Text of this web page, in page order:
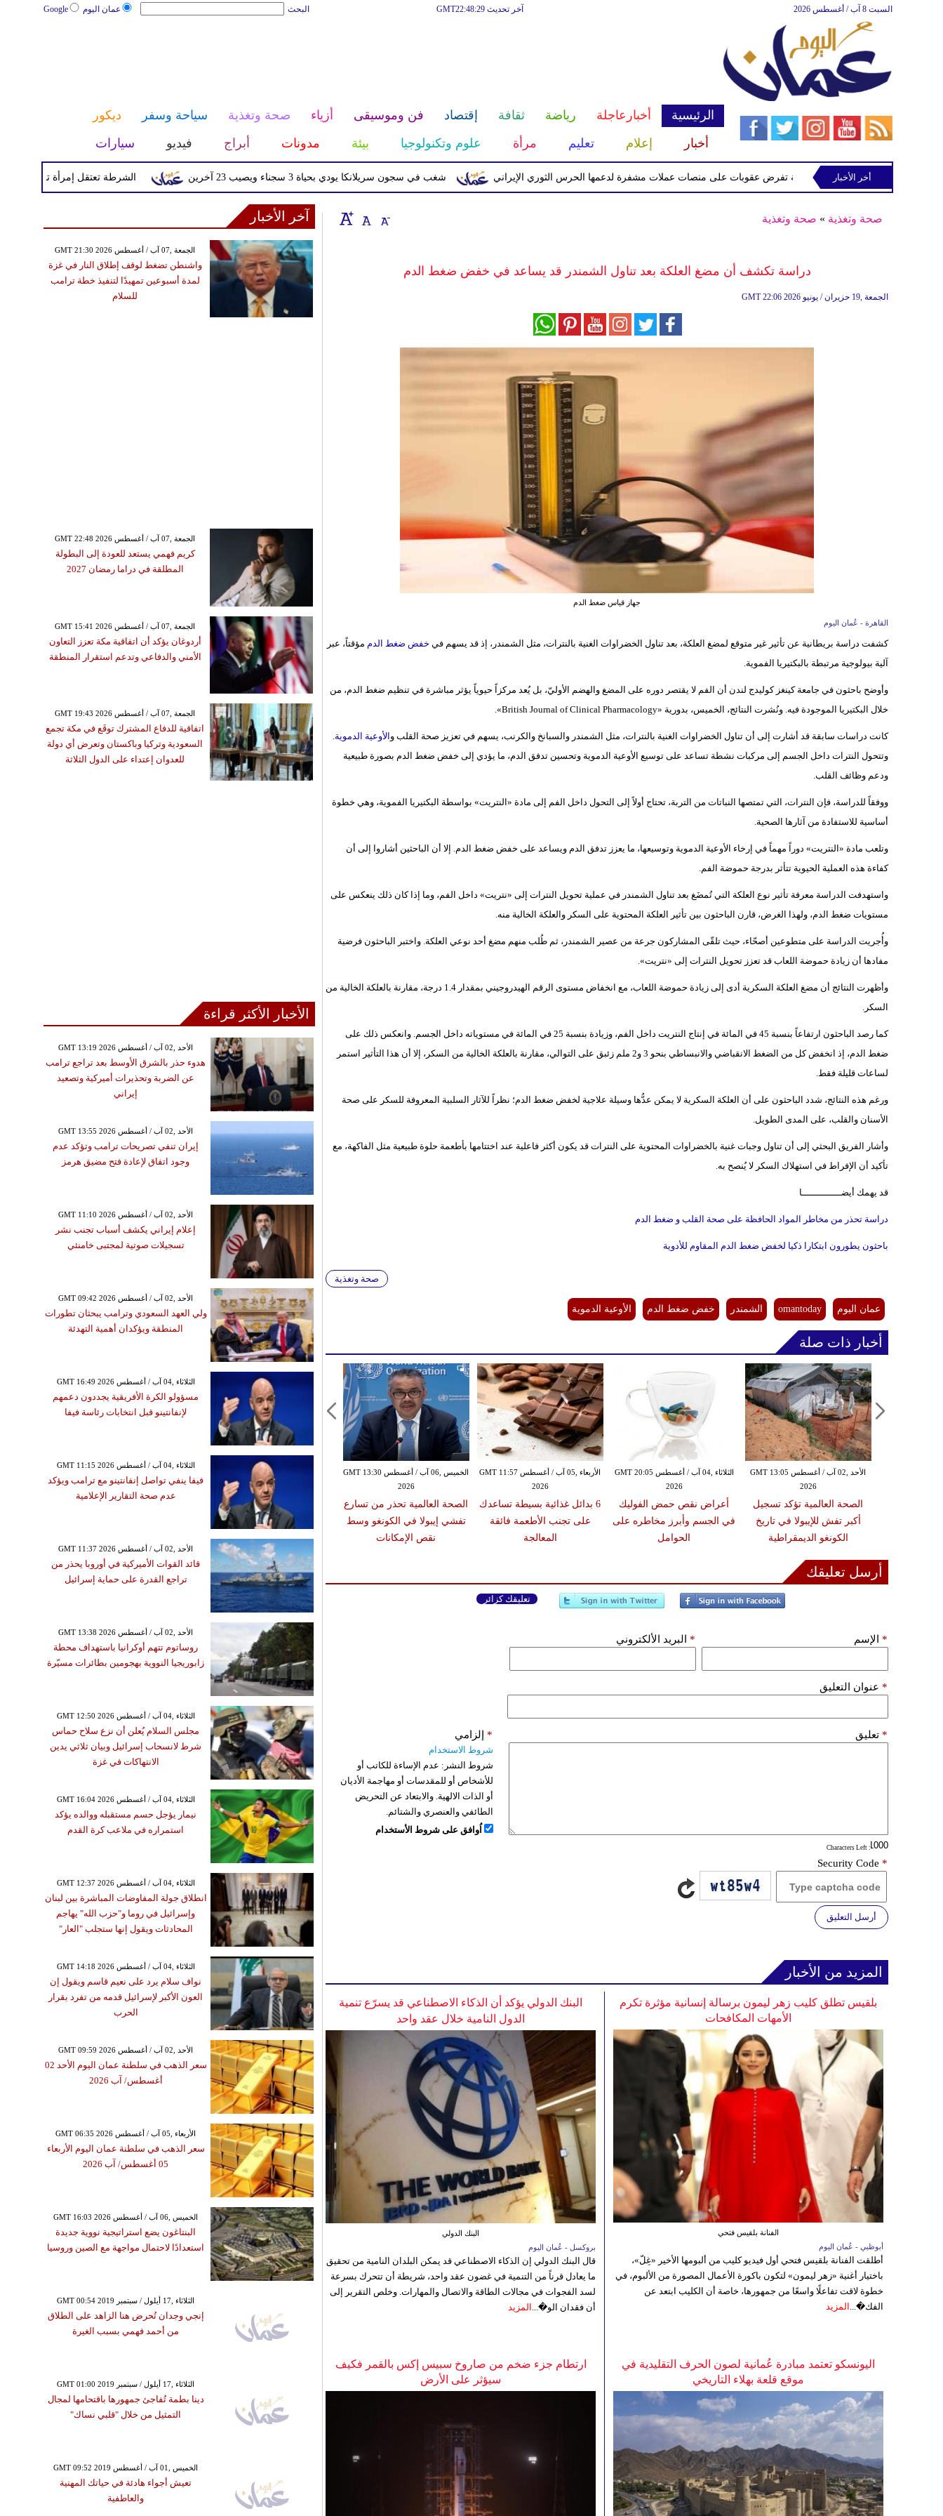
عمان اليوم Google البحث آخر تحديث GMT22:48:29 السبت 8 آب / أغسطس 2026
الرئيسية أخبارعاجلة رياضة ثقافة إقتصاد فن وموسيقى أزياء صحة وتغذية سياحة وسفر
ديكور
أخبار
إعلام تعليم مرأة علوم وتكنولوجيا بيئة مدونات أبراج فيديو سيارات
الشرطة تعتقل إمرأة تم القبض عليها شغب في سجون سريلانكا يودي بحياة 3 سجناء ويصيب 23 آخرين الخزانة الأميركية تفرض عقوبات على منصات عملات مشفرة لدعمها الحرس الثوري الإيراني
أخر الأخبار
صحة وتغذية » صحة وتغذية
دراسة تكشف أن مضغ العلكة بعد تناول الشمندر قد يساعد في خفض ضغط الدم
GMT 22:06 2026 الجمعة ,19 حزيران / يونيو
جهاز قياس ضغط الدم
القاهرة - عُمان اليوم
كشفت دراسة بريطانية عن تأثير غير متوقع لمضغ العلكة، بعد تناول الخضراوات الغنية بالنترات، مثل الشمندر، إذ قد يسهم في خفض ضغط الدم مؤقتاً، عبر
آلية بيولوجية مرتبطة بالبكتيريا الفموية.
وأوضح باحثون في جامعة كينغز كوليدج لندن أن الفم لا يقتصر دوره على المضغ والهضم الأوليّ، بل يُعد مركزاً حيوياً يؤثر مباشرة في تنظيم ضغط الدم، من
خلال البكتيريا الموجودة فيه. ونُشرت النتائج، الخميس، بدورية «British Journal of Clinical Pharmacology».
كانت دراسات سابقة قد أشارت إلى أن تناول الخضراوات الغنية بالنترات، مثل الشمندر والسبانخ والكرنب، يسهم في تعزيز صحة القلب و الأوعية الدموية.
وتتحول النترات داخل الجسم إلى مركبات نشطة تساعد على توسيع الأوعية الدموية وتحسين تدفق الدم، ما يؤدي إلى خفض ضغط الدم بصورة طبيعية
ودعم وظائف القلب.
ووفقاً للدراسة، فإن النترات، التي تمتصها النباتات من التربة، تحتاج أولاً إلى التحول داخل الفم إلى مادة «النتريت» بواسطة البكتيريا الفموية، وهي خطوة
أساسية للاستفادة من آثارها الصحية.
وتلعب مادة «النتريت» دوراً مهماً في إرخاء الأوعية الدموية وتوسيعها، ما يعزز تدفق الدم ويساعد على خفض ضغط الدم. إلا أن الباحثين أشاروا إلى أن
كفاءة هذه العملية الحيوية تتأثر بدرجة حموضة الفم.
واستهدفت الدراسة معرفة تأثير نوع العلكة التي تُمضَغ بعد تناول الشمندر في عملية تحويل النترات إلى «نتريت» داخل الفم، وما إذا كان ذلك ينعكس على
مستويات ضغط الدم، ولهذا الغرض، قارن الباحثون بين تأثير العلكة المحتوية على السكر والعلكة الخالية منه.
وأُجريت الدراسة على متطوعين أصحّاء، حيث تلقّى المشاركون جرعة من عصير الشمندر، ثم طُلب منهم مضغ أحد نوعي العلكة. واختبر الباحثون فرضية
مفادها أن زيادة حموضة اللعاب قد تعزز تحويل النترات إلى «نتريت».
وأظهرت النتائج أن مضغ العلكة السكرية أدى إلى زيادة حموضة اللعاب، مع انخفاض مستوى الرقم الهيدروجيني بمقدار 1.4 درجة، مقارنة بالعلكة الخالية من
السكر.
كما رصد الباحثون ارتفاعاً بنسبة 45 في المائة في إنتاج النتريت داخل الفم، وزيادة بنسبة 25 في المائة في مستوياته داخل الجسم. وانعكس ذلك على
ضغط الدم، إذ انخفض كل من الضغط الانقباضي والانبساطي بنحو 3 و2 ملم زئبق على التوالي، مقارنة بالعلكة الخالية من السكر، إلا أن هذا التأثير استمر
لساعات قليلة فقط.
ورغم هذه النتائج، شدد الباحثون على أن العلكة السكرية لا يمكن عدُّها وسيلة علاجية لخفض ضغط الدم؛ نظراً للآثار السلبية المعروفة للسكر على صحة
الأسنان والقلب، على المدى الطويل.
وأشار الفريق البحثي إلى أن تناول وجبات غنية بالخضراوات المحتوية على النترات قد يكون أكثر فاعلية عند اختتامها بأطعمة حلوة طبيعية مثل الفاكهة، مع
تأكيد أن الإفراط في استهلاك السكر لا يُنصح به.
قد يهمك أيضــــــــــــــا
دراسة تحذر من مخاطر المواد الحافظة على صحة القلب و ضغط الدم
باحثون يطورون ابتكارا ذكيا لخفض ضغط الدم المقاوم للأدوية
صحة وتغذية
عمان اليوم omantoday الشمندر خفض ضغط الدم الأوعية الدموية
أخبار ذات صلة
الخميس ,06 آب / أغسطس GMT 13:30
2026
الصحة العالمية تحذر من تسارع
تفشي إيبولا في الكونغو وسط
نقص الإمكانات
الأربعاء ,05 آب / أغسطس GMT 11:57
2026
6 بدائل غذائية بسيطة تساعدك
على تجنب الأطعمة فائقة
المعالجة
الثلاثاء ,04 آب / أغسطس GMT 20:05
2026
أعراض نقص حمض الفوليك
في الجسم وأبرز مخاطره على
الحوامل
الأحد ,02 آب / أغسطس GMT 13:05
2026
الصحة العالمية تؤكد تسجيل
أكبر تفش للإيبولا في تاريخ
الكونغو الديمقراطية
أرسل تعليقك
تعليقك كزائر
الإسم * البريد الألكتروني *
عنوان التعليق *
تعليق *
: Characters Left
إلزامي *
شروط الاستخدام
شروط النشر: عدم الإساءة للكاتب أو
للأشخاص أو للمقدسات أو مهاجمة الأديان
أو الذات الالهية. والابتعاد عن التحريض
الطائفي والعنصري والشتائم.
اُوافق على شروط الأستخدام
Security Code *
أرسل التعليق
المزيد من الأخبار
البنك الدولي يؤكد أن الذكاء الاصطناعي قد يسرّع تنمية
الدول النامية خلال عقد واحد
البنك الدولي
بروكسل - عُمان اليوم
قال البنك الدولي إن الذكاء الاصطناعي قد يمكن البلدان النامية من تحقيق
ما يعادل قرناً من التنمية في غضون عقد واحد، شريطة أن تتحرك بسرعة
لسد الفجوات في مجالات الطاقة والاتصال والمهارات. وخلص التقرير إلى
أن فقدان الو�... المزيد
بلقيس تطلق كليب زهر ليمون برسالة إنسانية مؤثرة تكرم
الأمهات المكافحات
الفنانة بلقيس فتحي
أبوظبي - عُمان اليوم
أطلقت الفنانة بلقيس فتحي أول فيديو كليب من ألبومها الأخير «غِلّ»،
باختيار أغنية «زهر ليمون» لتكون باكورة الأعمال المصورة من الألبوم، في
خطوة لاقت تفاعلًا واسعًا من جمهورها، خاصة أن الكليب ابتعد عن
الفك�... المزيد
ارتطام جزء ضخم من صاروخ سبيس إكس بالقمر فكيف
سيؤثر على الأرض
اليونسكو تعتمد مبادرة عُمانية لصون الحرف التقليدية في
موقع قلعة بهلاء التاريخي
آخر الأخبار
GMT 21:30 2026 الجمعة ,07 آب / أغسطس
واشنطن تضغط لوقف إطلاق النار في غزة
لمدة أسبوعين تمهيدًا لتنفيذ خطة ترامب
للسلام
GMT 22:48 2026 الجمعة ,07 آب / أغسطس
كريم فهمي يستعد للعودة إلى البطولة
المطلقة في دراما رمضان 2027
GMT 15:41 2026 الجمعة ,07 آب / أغسطس
أردوغان يؤكد أن اتفاقية مكة تعزز التعاون
الأمني والدفاعي وتدعم استقرار المنطقة
GMT 19:43 2026 الجمعة ,07 آب / أغسطس
اتفاقية للدفاع المشترك توقَع في مكة تجمع
السعودية وتركيا وباكستان وتعرض أي دولة
للعدوان إعتداء على الدول الثلاثة
الأخبار الأكثر قراءة
GMT 13:19 2026 الأحد ,02 آب / أغسطس
هدوء حذر بالشرق الأوسط بعد تراجع ترامب
عن الضربة وتحذيرات أميركية وتصعيد
إيراني
GMT 13:55 2026 الأحد ,02 آب / أغسطس
إيران تنفي تصريحات ترامب وتؤكد عدم
وجود اتفاق لإعادة فتح مضيق هرمز
GMT 11:10 2026 الأحد ,02 آب / أغسطس
إعلام إيراني يكشف أسباب تجنب نشر
تسجيلات صوتية لمجتبى خامنئي
GMT 09:42 2026 الأحد ,02 آب / أغسطس
ولي العهد السعودي وترامب يبحثان تطورات
المنطقة ويؤكدان أهمية التهدئة
GMT 16:49 2026 الثلاثاء ,04 آب / أغسطس
مسؤولو الكرة الأفريقية يجددون دعمهم
لإنفانتينو قبل انتخابات رئاسة فيفا
GMT 11:15 2026 الثلاثاء ,04 آب / أغسطس
فيفا ينفي تواصل إنفانتينو مع ترامب ويؤكد
عدم صحة التقارير الإعلامية
GMT 11:37 2026 الأحد ,02 آب / أغسطس
قائد القوات الأميركية في أوروبا يحذر من
تراجع القدرة على حماية إسرائيل
GMT 13:38 2026 الأحد ,02 آب / أغسطس
روساتوم تتهم أوكرانيا باستهداف محطة
زابوريجيا النووية بهجومين بطائرات مسيّرة
GMT 12:50 2026 الثلاثاء ,04 آب / أغسطس
مجلس السلام يُعلن أن نزع سلاح حماس
شرط لانسحاب إسرائيل وبيان ثلاثي يدين
الانتهاكات في غزة
GMT 16:04 2026 الثلاثاء ,04 آب / أغسطس
نيمار يؤجل حسم مستقبله ووالده يؤكد
استمراره في ملاعب كرة القدم
GMT 12:37 2026 الثلاثاء ,04 آب / أغسطس
انطلاق جولة المفاوضات المباشرة بين لبنان
وإسرائيل في روما و"حزب الله" يهاجم
المحادثات ويقول إنها ستجلب "العار"
GMT 14:18 2026 الثلاثاء ,04 آب / أغسطس
نواف سلام يرد على نعيم قاسم ويقول إن
العون الأكبر لإسرائيل قدمه من تفرد بقرار
الحرب
GMT 09:59 2026 الأحد ,02 آب / أغسطس
سعر الذهب في سلطنة عمان اليوم الأحد 02
أغسطس/ آب 2026
GMT 06:35 2026 الأربعاء ,05 آب / أغسطس
سعر الذهب في سلطنة عمان اليوم الأربعاء
05 أغسطس/ آب 2026
GMT 16:03 2026 الخميس ,06 آب / أغسطس
البنتاغون يضع استراتيجية نووية جديدة
استعدادًا لاحتمال مواجهة مع الصين وروسيا
GMT 00:54 2019 الثلاثاء ,17 أيلول / سبتمبر
إنجي وجدان تُحرض هنا الزاهد على الطلاق
من أحمد فهمي بسبب الغيرة
GMT 01:00 2019 الثلاثاء ,17 أيلول / سبتمبر
دينا بطمة تُفاجئ جمهورها باقتحامها لمجال
التمثيل من خلال "قلبي نساك"
GMT 09:52 2019 الخميس ,01 آب / أغسطس
تعيش أجواء هادئة في حياتك المهنية
والعاطفية